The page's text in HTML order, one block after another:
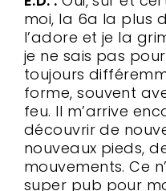
moi, la 6a la plus
l’adore et je la
je ne sais pas
toujours
forme, souvent
feu. Il m’arrive
découvrir de
nouveaux pieds,
mouvements. Ce
super pub pour